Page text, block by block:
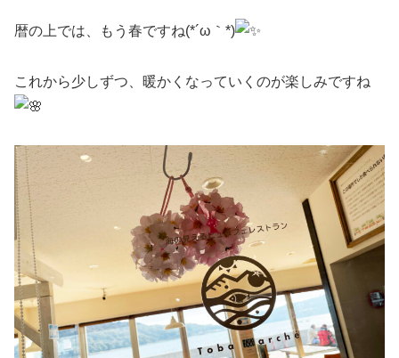
暦の上では、もう春ですね(*´ω｀*)
これから少しずつ、暖かくなっていくのが楽しみですね